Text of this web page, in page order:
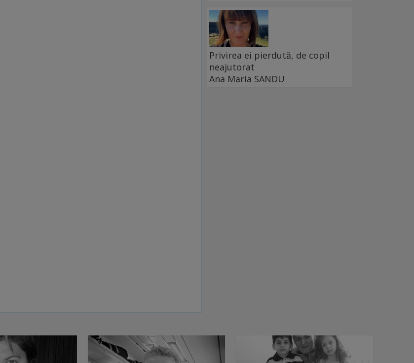
Privirea ei pierdută, de copil
neajutorat
Ana Maria SANDU